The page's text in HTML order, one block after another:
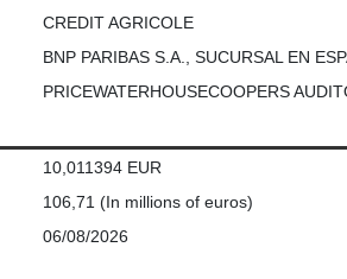
CREDIT AGRICOLE
BNP PARIBAS S.A., SUCURSAL EN
PRICEWATERHOUSECOOPERS
10,011394 EUR
106,71 (In millions of euros)
06/08/2026